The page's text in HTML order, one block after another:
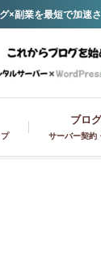
×副業を最短で加速
ブロ
サーバー契